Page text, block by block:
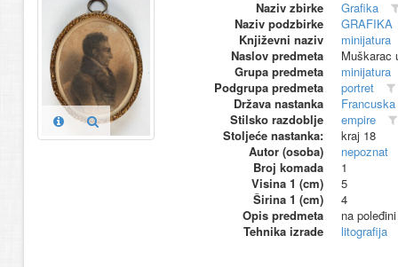
Naziv zbirke
Grafika
Naziv podzbirke
GRAFIKA
Književni naziv
minijatura
Naslov predmeta
Muškarac
Grupa predmeta
minijatura
Podgrupa predmeta
portret
Država nastanka
Francuska
Stilsko razdoblje
empire
Stoljeće nastanka:
kraj 18
Autor (osoba)
nepoznat
Broj komada
1
Visina 1 (cm)
5
Širina 1 (cm)
4
Opis predmeta
na
Tehnika izrade
litografija